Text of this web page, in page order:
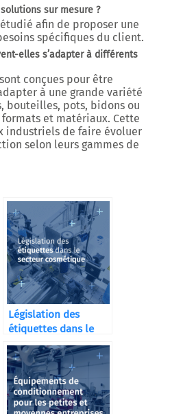
sur mesure ?
afin de proposer une
spécifiques du client.
elles s’adapter à différents
conçues pour être
à une grande variété
bouteilles, pots, bidons ou
et matériaux. Cette
industriels de faire évoluer
selon leurs gammes de
Législation des
étiquettes dans le
secteur cosmétique